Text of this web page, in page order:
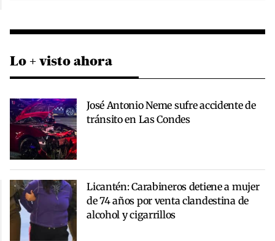
Lo + visto ahora
José Antonio Neme sufre accidente de
tránsito en Las Condes
Licantén: Carabineros detiene a mujer
de 74 años por venta clandestina de
alcohol y cigarrillos